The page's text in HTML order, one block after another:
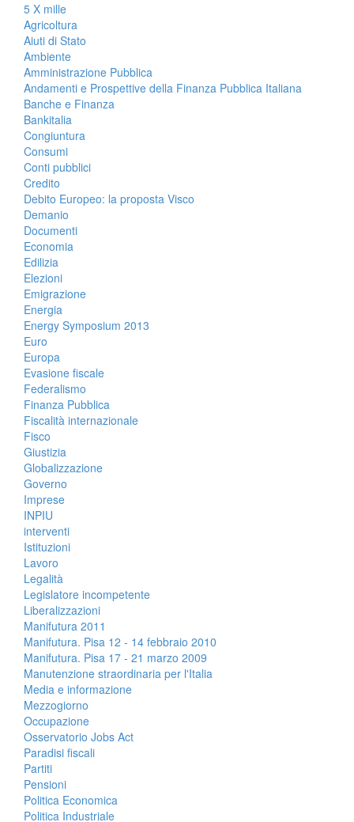
5 X mille
Agricoltura
Aiuti di Stato
Ambiente
Amministrazione Pubblica
Andamenti e Prospettive della Finanza Pubblica Italiana
Banche e Finanza
Bankitalia
Congiuntura
Consumi
Conti pubblici
Credito
Debito Europeo: la proposta Visco
Demanio
Documenti
Economia
Edilizia
Elezioni
Emigrazione
Energia
Energy Symposium 2013
Euro
Europa
Evasione fiscale
Federalismo
Finanza Pubblica
Fiscalità internazionale
Fisco
Giustizia
Globalizzazione
Governo
Imprese
INPIU
interventi
Istituzioni
Lavoro
Legalità
Legislatore incompetente
Liberalizzazioni
Manifutura 2011
Manifutura. Pisa 12 - 14 febbraio 2010
Manifutura. Pisa 17 - 21 marzo 2009
Manutenzione straordinaria per l'Italia
Media e informazione
Mezzogiorno
Occupazione
Osservatorio Jobs Act
Paradisi fiscali
Partiti
Pensioni
Politica Economica
Politica Industriale